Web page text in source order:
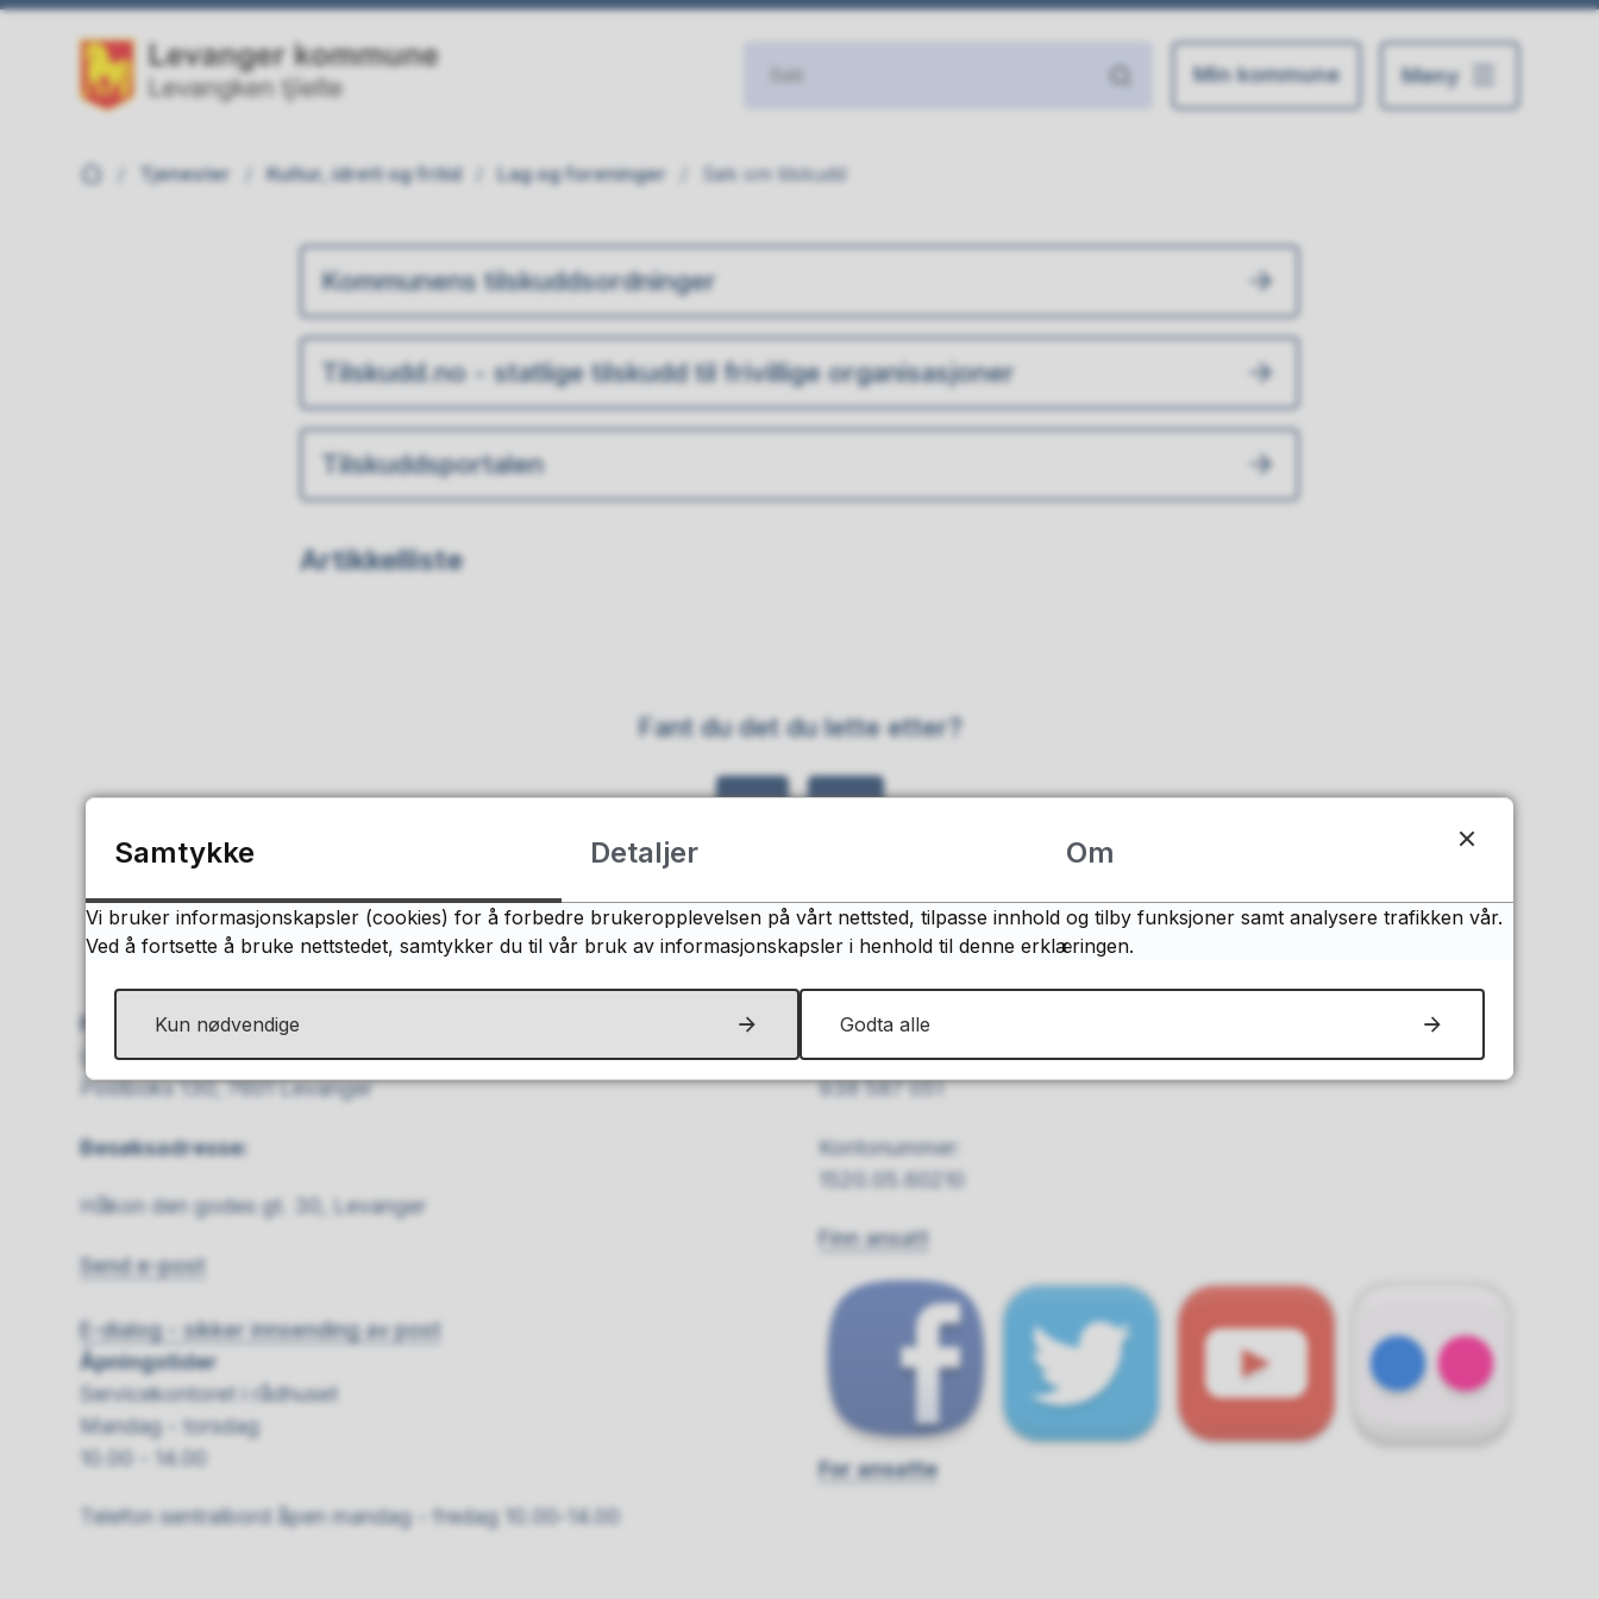
Min kommune Meny
Du er her:Tjenester Kultur, idrett og fritid Lag og foreninger Søk om tilskudd
Kommunens tilskuddsordninger
Tilskudd.no - statlige tilskudd til frivillige organisasjoner
Tilskuddsportalen
Artikkelliste
Fant du det du lette etter?
Postadresse
Levanger kommune
Postboks 130, 7601 Levanger
Besøksadresse:
Håkon den godes gt. 30, Levanger
Send e-post
E-dialog - sikker innsending av post
Åpningstider
Servicekontoret i rådhuset
Mandag - torsdag
10.00 - 14.00
Telefon sentralbord åpen mandag - fredag 10.00-14.00
Organisasjon
Organisasjonsnummer:
938 587 051
Kontonummer:
1520.05.60210
Finn ansatt
For ansatte
Samtykke Detaljer Om
Vi bruker informasjonskapsler (cookies) for å forbedre brukeropplevelsen på vårt nettsted, tilpasse innhold og tilby funksjoner samt analysere trafikken vår.
Ved å fortsette å bruke nettstedet, samtykker du til vår bruk av informasjonskapsler i henhold til denne erklæringen.
Kun nødvendige Godta alle